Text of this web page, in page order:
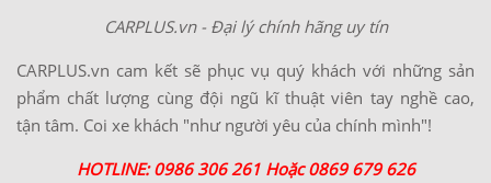
CARPLUS.vn - Đại lý chính hãng uy tín
CARPLUS.vn cam kết sẽ phục vụ quý khách với những sản
phẩm chất lượng cùng đội ngũ kĩ thuật viên tay nghề cao,
tận tâm. Coi xe khách "như người yêu của chính mình"!
HOTLINE: 0986 306 261 Hoặc 0869 679 626